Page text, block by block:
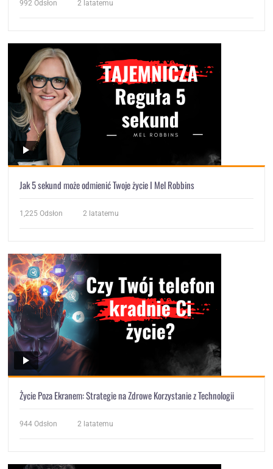
992 Odsłon 2 latatemu
Jak 5 sekund może odmienić Twoje życie I Mel Robbins
1,225 Odsłon 2 latatemu
Życie Poza Ekranem: Strategie na Zdrowe Korzystanie z Technologii
944 Odsłon 2 latatemu